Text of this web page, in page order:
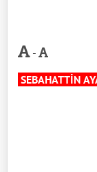
-
SEBAHATTİN